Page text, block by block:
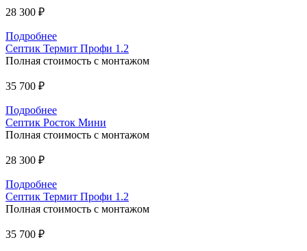
28 300 ₽
Подробнее
Септик Термит Профи 1.2
Полная стоимость с монтажом
35 700 ₽
Подробнее
Септик Росток Мини
Полная стоимость с монтажом
28 300 ₽
Подробнее
Септик Термит Профи 1.2
Полная стоимость с монтажом
35 700 ₽